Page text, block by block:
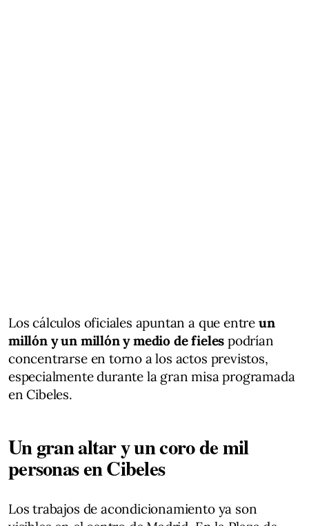
Los cálculos oficiales apuntan a que entre un
millón y un millón y medio de fieles podrían
concentrarse en torno a los actos previstos,
especialmente durante la gran misa programada
en Cibeles.
Un gran altar y un coro de mil
personas en Cibeles
Los trabajos de acondicionamiento ya son